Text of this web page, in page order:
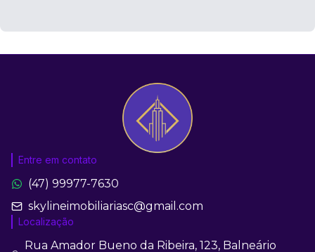
Entre em contato
(47) 99977-7630
skylineimobiliariasc@gmail.com
Localização
Rua Amador Bueno da Ribeira, 123, Balneário